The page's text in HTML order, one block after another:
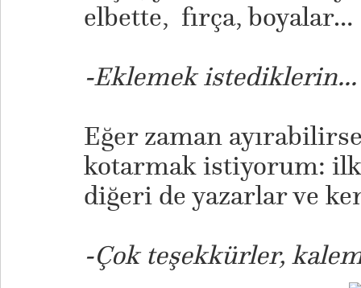
elbette, fırça, boyalar…
-Eklemek istediklerin...
Eğer zaman
kotarmak istiyorum:
diğeri de yazarlar ve
-Çok teşekkürler,